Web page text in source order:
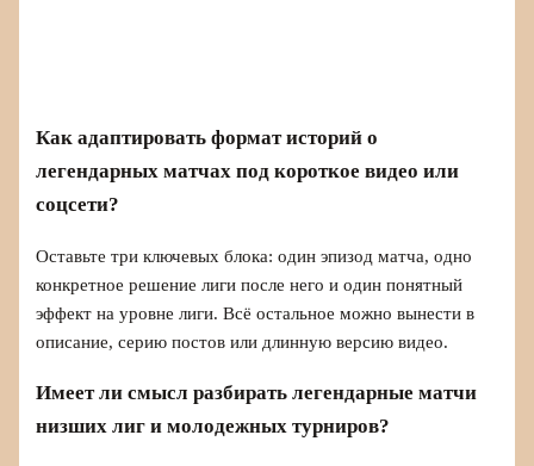
Как адаптировать формат историй о
легендарных матчах под короткое видео или
соцсети?
Оставьте три ключевых блока: один эпизод матча, одно
конкретное решение лиги после него и один понятный
эффект на уровне лиги. Всё остальное можно вынести в
описание, серию постов или длинную версию видео.
Имеет ли смысл разбирать легендарные матчи
низших лиг и молодежных турниров?